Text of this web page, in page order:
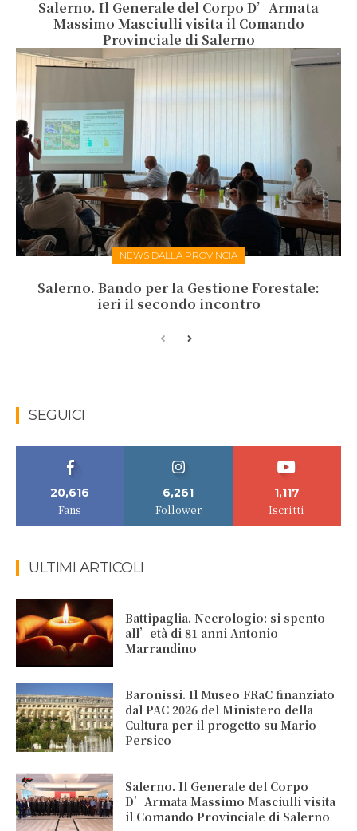
Salerno. Il Generale del Corpo D’Armata
Massimo Masciulli visita il Comando
Provinciale di Salerno
NEWS DALLA PROVINCIA
Salerno. Bando per la Gestione Forestale:
ieri il secondo incontro
SEGUICI
20,616
Fans
6,261
Follower
1,117
Iscritti
ULTIMI ARTICOLI
Battipaglia. Necrologio: si spento
all’età di 81 anni Antonio
Marrandino
Baronissi. Il Museo FRaC finanziato
dal PAC 2026 del Ministero della
Cultura per il progetto su Mario
Persico
Salerno. Il Generale del Corpo
D’Armata Massimo Masciulli visita
il Comando Provinciale di Salerno